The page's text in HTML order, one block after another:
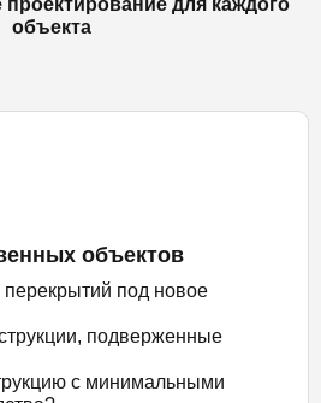
объекта
объектов
перекрытий под новое
подверженные
с минимальными